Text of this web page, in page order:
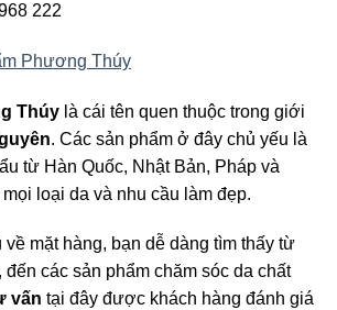
222
Phương Thúy
Thúy là cái tên quen thuộc trong giới
. Các sản phẩm ở đây chủ yếu là
từ Hàn Quốc, Nhật Bản, Pháp và
loại da và nhu cầu làm đẹp.
mặt hàng, bạn dễ dàng tìm thấy từ
đến các sản phẩm chăm sóc da chất
vấn tại đây được khách hàng đánh giá